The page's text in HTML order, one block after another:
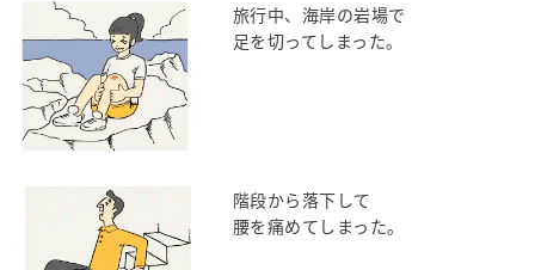
旅行中、海岸の岩場で
足を切ってしまった。
階段から落下して
腰を痛めてしまった。